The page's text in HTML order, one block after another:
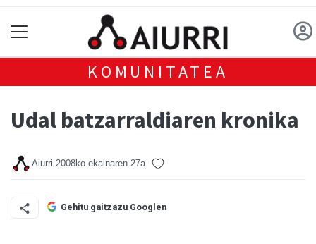
KOMUNITATEA
Udal batzarraldiaren kronika
Aiurri 2008ko ekainaren 27a
Gehitu gaitzazu Googlen